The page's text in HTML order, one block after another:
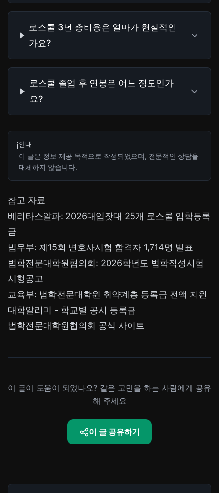
로스쿨 3년 총비용은 얼마가 현실적인
가요?
로스쿨 졸업 후 연봉은 어느 정도인가
요?
ℹ️안내
이 글은 정보 제공 목적으로 작성되었으며, 전문적인 상담을
대체하지 않습니다.
참고 자료
베리타스알파: 2026대입잣대 25개 로스쿨 입학등록
금
법무부: 제15회 변호사시험 합격자 1,714명 발표
법학전문대학원협의회: 2026학년도 법학적성시험
시행공고
교육부: 법학전문대학원 취약계층 등록금 전액 지원
대학알리미 - 학교별 공시 등록금
법학전문대학원협의회 공식 사이트
이 글이 도움이 되었나요? 같은 고민을 하는 사람에게 공유
해 주세요
이 글 공유하기